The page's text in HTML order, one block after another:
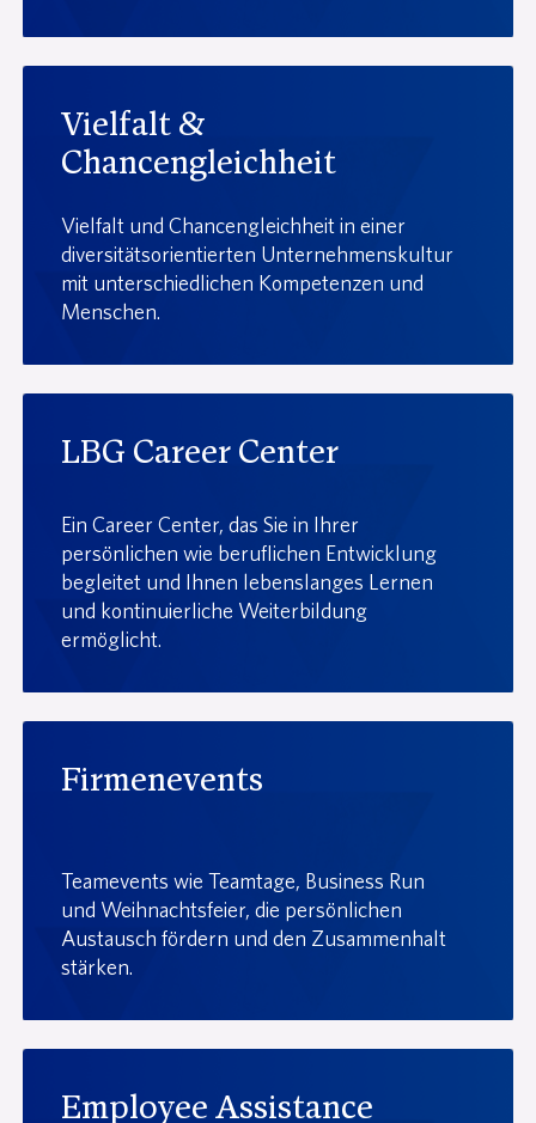
Vielfalt &
Chancengleichheit
Vielfalt und Chancengleichheit in einer
diversitätsorientierten Unternehmenskultur
mit unterschiedlichen Kompetenzen und
Menschen.
LBG Career Center
Ein Career Center, das Sie in Ihrer
persönlichen wie beruflichen Entwicklung
begleitet und Ihnen lebenslanges Lernen
und kontinuierliche Weiterbildung
ermöglicht.
Firmenevents
Teamevents wie Teamtage, Business Run
und Weihnachtsfeier, die persönlichen
Austausch fördern und den Zusammenhalt
stärken.
Employee Assistance